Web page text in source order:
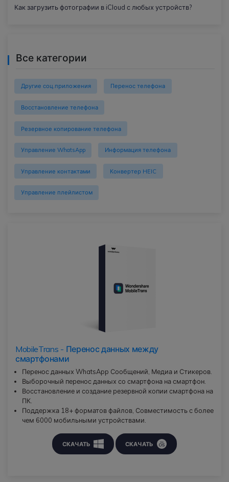
Как загрузить фотографии в iCloud с любых устройств?
Все категории
Другие соц.приложения Перенос телефона
Восстановление телефона
Резервное копирование телефона
Управление WhatsApp Информация телефона
Управление контактами Конвертер HEIC
Управление плейлистом
MobileTrans - Перенос данных между
смартфонами
Перенос данных WhatsApp Сообщений, Медиа и Стикеров.
Выборочный перенос данных со смартфона на смартфон.
Восстановление и создание резервной копии смартфона на
ПК.
Поддержка 18+ форматов файлов, Совместимость с более
чем 6000 мобильными устройствами.
СКАЧАТЬ СКАЧАТЬ